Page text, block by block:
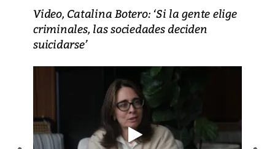
Video, Catalina Botero: ‘Si la gente elige
criminales, las sociedades deciden
suicidarse’